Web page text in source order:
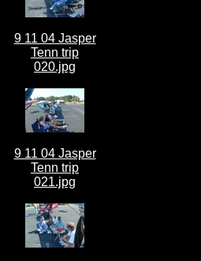
9 11 04 Jasper
Tenn trip
020.jpg
9 11 04 Jasper
Tenn trip
021.jpg